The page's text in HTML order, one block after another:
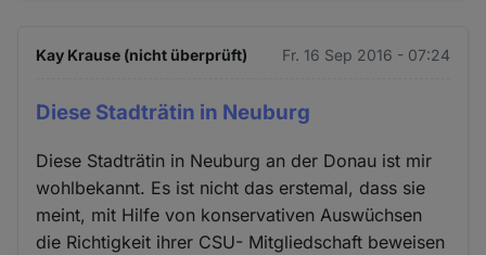
Kay Krause (nicht überprüft) Fr. 16 Sep 2016 - 07:24
Diese Stadträtin in Neuburg
Diese Stadträtin in Neuburg an der Donau ist mir
wohlbekannt. Es ist nicht das erstemal, dass sie
meint, mit Hilfe von konservativen Auswüchsen
die Richtigkeit ihrer CSU- Mitgliedschaft beweisen